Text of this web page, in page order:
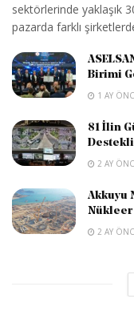
sektörlerinde yaklaşık
pazarda farklı
Birimi
1 AY
81 İlin
Destekli
2 AY
Akkuyu
Nükleer
2 AY